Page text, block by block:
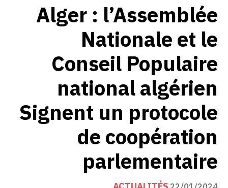
Alger : l’Assemblée
Nationale et le
Conseil Populaire
national algérien
Signent un protocole
de coopération
parlementaire